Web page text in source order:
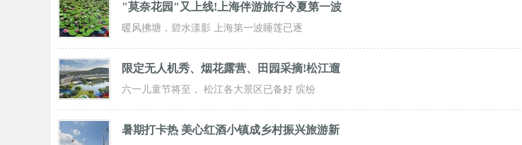
"莫奈花园"又上线!上海伴游旅行今夏第一波
暖风拂塘，碧水漾影 上海第一波睡莲已逐
步“复苏” 粉白嫣红的花朵浮于水面 趁花期正
限定无人机秀、烟花露营、田园采摘!松江遛
六一儿童节将至， 松江各大景区已备好 缤纷
活动与超值福利， 从主题乐土到田园乡野，
暑期打卡热 美心红酒小镇成乡村振兴旅游新